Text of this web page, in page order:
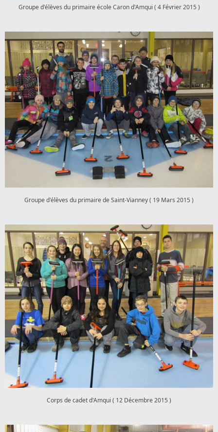
Groupe d'élèves du primaire école Caron d'Amqui ( 4 Février 2015 )
Groupe d'élèves du primaire de Saint-Vianney ( 19 Mars 2015 )
Corps de cadet d'Amqui ( 12 Décembre 2015 )